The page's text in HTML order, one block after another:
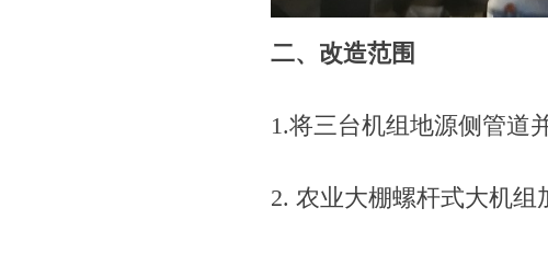
二、改造范围
1.将三台机组地源侧管道
2. 农业大棚螺杆式大机组